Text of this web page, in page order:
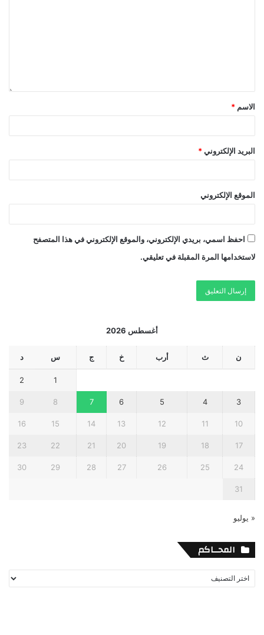
الاسم *
البريد الإلكتروني *
الموقع الإلكتروني
احفظ اسمي، بريدي الإلكتروني، والموقع الإلكتروني في هذا المتصفح
لاستخدامها المرة المقبلة في تعليقي.
أغسطس 2026
ن ث أرب خ ج س د
1
2
3
4
5
6
7
8
9
10
11
12
13
14
15
16
17
18
19
20
21
22
23
24
25
26
27
28
29
30
31
« يوليو
المحــاكم
المحــاكم